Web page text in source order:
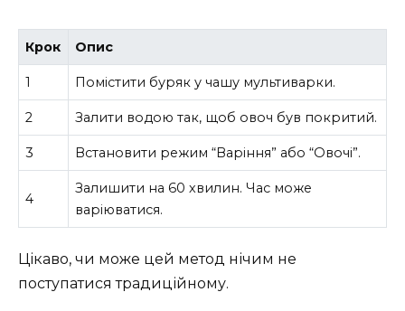
Крок Опис
1 Помістити буряк у чашу мультиварки.
2 Залити водою так, щоб овоч був покритий.
3 Встановити режим “Варіння” або “Овочі”.
4
Залишити на 60 хвилин. Час може
варіюватися.
Цікаво, чи може цей метод нічим не
поступатися традиційному.